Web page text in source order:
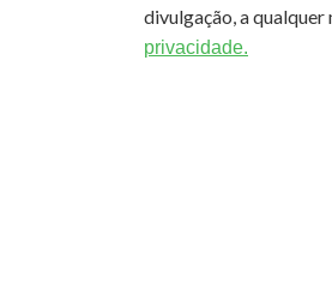
divulgação, a qualquer
privacidade.